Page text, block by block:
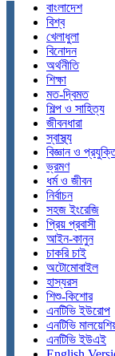
বাংলাদেশ
বিশ্ব
খেলাধুলা
বিনোদন
অর্থনীতি
শিক্ষা
মত-দ্বিমত
শিল্প ও সাহিত্য
জীবনধারা
স্বাস্থ্য
বিজ্ঞান ও
ভ্রমণ
ধর্ম ও জীবন
নির্বাচন
সহজ ইংরেজি
প্রিয় প্রবাসী
আইন-কানুন
চাকরি চাই
অটোমোবাইল
হাস্যরস
শিশু-কিশোর
এনটিভি ইউরোপ
এনটিভি
এনটিভি ইউএই